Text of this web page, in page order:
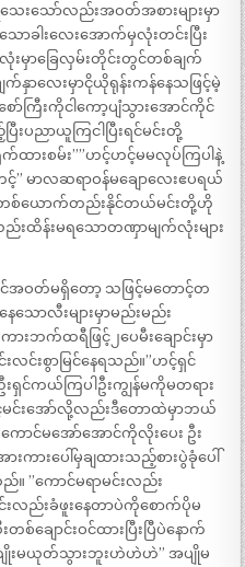
းသော်လည်းအဝတ်အစားများမှာ
ာခါးလေးအောက်မှလုံးတင်းပြီး
းမှာခြေလှမ်းတိုင်းတွင်တစ်ချက်
က်နှာလေးမှာငိုယိုရုန်းကန်နေသဖြင့်မဲ့
ာ်ကြီးကိုငါကော့ပျံသွားအောင်ကိုင်
းပညာယူကြငါပြီးရင်မင်းတို့
ားစမ်း””ဟင့်ဟင့်မမလုပ်ကြပါနဲ့
မာလဆရာဝန်မချောလေးဧပရယ်
တစ်ယောက်တည်းနိုင်တယ်မင်းတို့ဟို
ည်းထိန်းမရသောတဏှာမျက်လုံးများ
ဝတ်မရှိတော့ သဖြင့်မတောင့်တ
သောလီးများမှာမည်းမည်း
ဘက်ထရီဖြင့်၂ပေမီးချောင်းမှာ
လင်းစွာမြင်နေရသည်။”ဟင့်ရှင်
ကယ်ကြပါဦးကျွန်မကိုမတရား
င့်မင်းအော်လို့လည်းဒီတောထဲမှာဘယ်
ာင်မအော်အောင်ကိုလိုးပေး ဦး
ားပေါ်မှချထားသည့်စားပွဲခုံပေါ်
”ကောင်မရာမင်းလည်း
းလည်းခံဖူးနေတာပဲကိုစောက်ပိုမ
စ်ချောင်းဝင်ထားပြီးပြီပဲနောက်
မယုတ်သွားဘူးဟဲဟဲဟဲ” အပျိုမ